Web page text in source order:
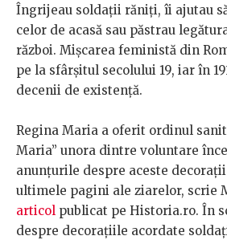
Îngrijeau soldații răniți, îi ajutau
celor de acasă sau păstrau
război. Mișcarea feministă din
pe la sfârșitul secolului 19, iar în
decenii de existență.
Regina Maria a oferit ordinul
Maria” unora dintre voluntare
anunțurile despre aceste
ultimele pagini ale ziarelor, scrie
articol publicat pe Historia.ro. În
despre decorațiile acordate